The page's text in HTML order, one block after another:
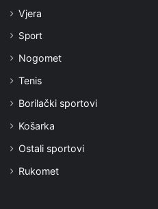
Vjera
Sport
Nogomet
Tenis
Borilački sportovi
Košarka
Ostali sportovi
Rukomet